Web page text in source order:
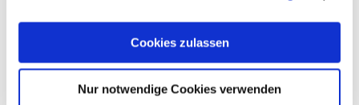
Erfahren Sie in unsererDatenschutzerklärungmehr
darüber, wer wir sind, wie Sie uns kontaktieren können
und wie wir personenbezogene Daten verarbeiten.
Sie können Ihre Einwilligung jederzeit von derCookie-
Cookies zulassen
Nur notwendige Cookies verwenden
Lesen Sie mehr